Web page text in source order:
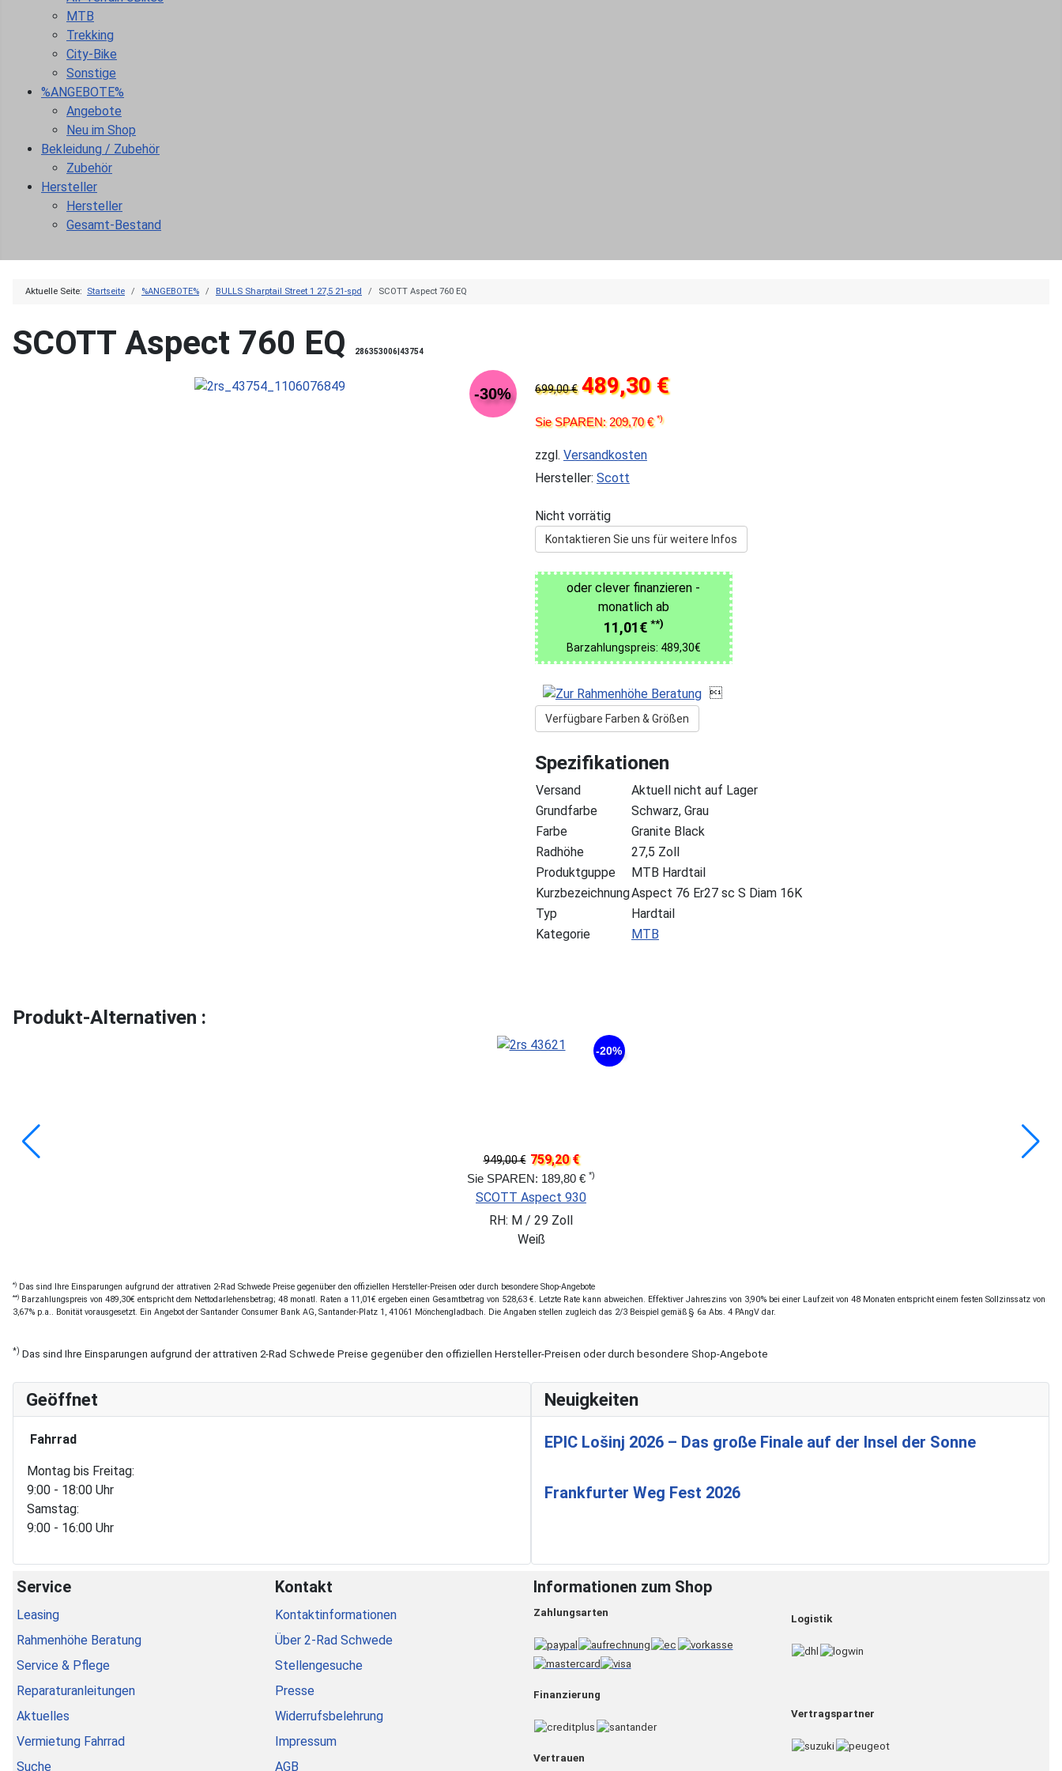
MTB
Trekking
City-Bike
Sonstige
%ANGEBOTE%
Angebote
Neu im Shop
Bekleidung / Zubehör
Zubehör
Hersteller
Hersteller
Gesamt-Bestand
Aktuelle Seite: Startseite %ANGEBOTE% BULLS Sharptail Street 1 27,5 21-spd SCOTT Aspect 760 EQ
SCOTT Aspect 760 EQ 286353006|43754
-30% 699,00 € 489,30 €
Sie SPAREN: 209,70 €*)
zzgl. Versandkosten
Hersteller: Scott
Nicht vorrätig
Kontaktieren Sie uns für weitere Infos
oder clever finanzieren -
monatlich ab
11,01€ **)
Barzahlungspreis: 489,30€

Verfügbare Farben & Größen
Spezifikationen
Versand
Aktuell nicht auf Lager
Grundfarbe
Schwarz, Grau
Farbe
Granite Black
Radhöhe
27,5 Zoll
Produktguppe
MTB Hardtail
KurzbezeichnungAspect 76 Er27 sc S Diam 16K
Typ
Hardtail
Kategorie
MTB
Produkt-Alternativen :
-20%
949,00 € 759,20 €
Sie SPAREN: 189,80 € *)
SCOTT Aspect 930
RH: M / 29 Zoll
Weiß
*) Das sind Ihre Einsparungen aufgrund der attrativen 2-Rad Schwede Preise gegenüber den offiziellen Hersteller-Preisen oder durch besondere Shop-Angebote
**) Barzahlungspreis von 489,30€ entspricht dem Nettodarlehensbetrag; 48 monatl. Raten a 11,01€ ergeben einen Gesamtbetrag von 528,63 €. Letzte Rate kann abweichen. Effektiver Jahreszins von 3,90% bei einer Laufzeit von 48 Monaten entspricht einem festen Sollzinssatz von
3,67% p.a.. Bonität vorausgesetzt. Ein Angebot der Santander Consumer Bank AG, Santander-Platz 1, 41061 Mönchengladbach. Die Angaben stellen zugleich das 2/3 Beispiel gemäß § 6a Abs. 4 PAngV dar.
*) Das sind Ihre Einsparungen aufgrund der attrativen 2-Rad Schwede Preise gegenüber den offiziellen Hersteller-Preisen oder durch besondere Shop-Angebote
Geöffnet
Fahrrad
Montag bis Freitag:
9:00 - 18:00 Uhr
Samstag:
9:00 - 16:00 Uhr
Neuigkeiten
EPIC Lošinj 2026 – Das große Finale auf der Insel der Sonne
Frankfurter Weg Fest 2026
Service
Leasing
Rahmenhöhe Beratung
Service & Pflege
Reparaturanleitungen
Aktuelles
Vermietung Fahrrad
Suche
Kontakt
Kontaktinformationen
Über 2-Rad Schwede
Stellengesuche
Presse
Widerrufsbelehrung
Impressum
AGB
Informationen zum Shop
Zahlungsarten
Finanzierung
Vertrauen
Logistik
Vertragspartner